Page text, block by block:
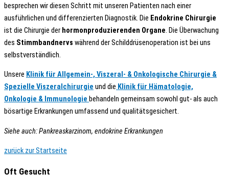
besprechen wir diesen Schritt mit unseren Patienten nach einer
ausführlichen und differenzierten Diagnostik. Die Endokrine Chirurgie
ist die Chirurgie der hormonproduzierenden Organe. Die Überwachung
des Stimmbandnervs während der Schilddrüsenoperation ist bei uns
selbstverständlich.
Unsere Klinik für Allgemein-, Viszeral- & Onkologische Chirurgie &
Spezielle Viszeralchirurgie und die Klinik für Hämatologie,
Onkologie & Immunologie behandeln gemeinsam sowohl gut- als auch
bösartige Erkrankungen umfassend und qualitätsgesichert.
Siehe auch: Pankreaskarzinom, endokrine Erkrankungen
zurück zur Startseite
Oft Gesucht